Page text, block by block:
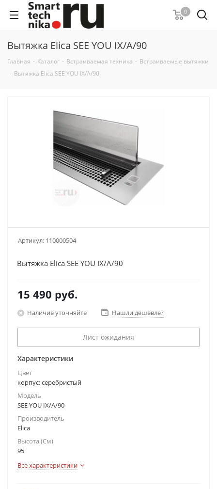
0
Вытяжка Elica SEE YOU IX/A/90
Главная - Каталог - Встраиваемая техника - Встраиваемые вытяжки
- Вытяжка Elica SEE YOU IX/A/90
Артикул: 110000504
Вытяжка Elica SEE YOU IX/A/90
15 490 руб.
Наличие уточняйте Нашли дешевле?
Лист ожидания
Характеристики
Цвет
корпус: серебристый
Модель
SEE YOU IX/A/90
Производитель
Elica
Высота (См)
95
Все характеристики